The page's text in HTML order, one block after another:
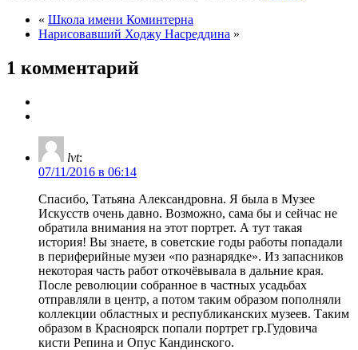
« Школа имени Коминтерна
Нарисовавший Ходжу Насреддина »
1 комментарий
lvt:
07/11/2016 в 06:14
Спасибо, Татьяна Александровна. Я была в Музее
Искусств очень давно. Возможно, сама бы и сейчас не
обратила внимания на этот портрет. А тут такая
история! Вы знаете, в советские годы работы попадали
в периферийные музеи «по разнарядке». Из запасников
некоторая часть работ откочёвывала в дальние края.
После революции собранное в частных усадьбах
отправляли в центр, а потом таким образом пополняли
коллекции областных и республиканских музеев. Таким
образом в Красноярск попали портрет гр.Гудовича
кисти Репина и Опус Кандинского.